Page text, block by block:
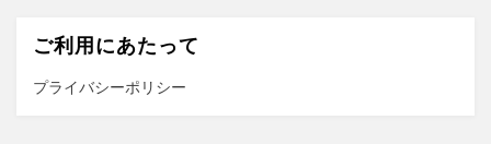
ご利用にあたって
プライバシーポリシー